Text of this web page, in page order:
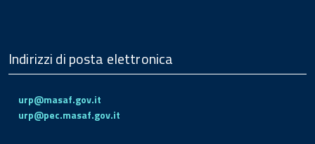
Indirizzi di posta elettronica
urp@masaf.gov.it
urp@pec.masaf.gov.it